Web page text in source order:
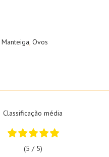
Manteiga, Ovos
Classificação média
(5 / 5)